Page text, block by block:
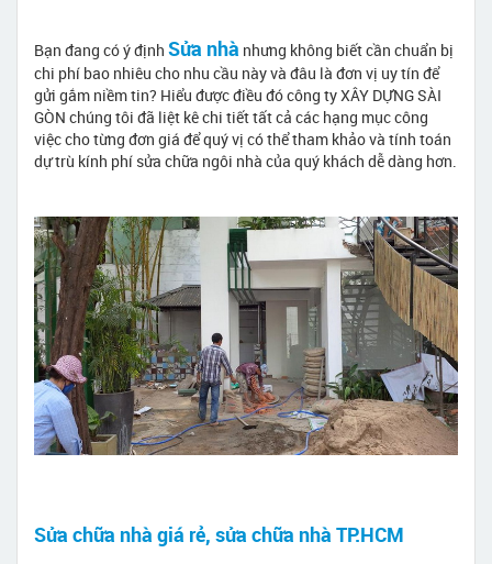
Bạn đang có ý định Sửa nhà nhưng không biết cần chuẩn bị
chi phí bao nhiêu cho nhu cầu này và đâu là đơn vị uy tín để
gửi gắm niềm tin? Hiểu được điều đó công ty XÂY DỰNG SÀI
GÒN chúng tôi đã liệt kê chi tiết tất cả các hạng mục công
việc cho từng đơn giá để quý vị có thể tham khảo và tính toán
dự trù kính phí sửa chữa ngôi nhà của quý khách dễ dàng hơn.
Sửa chữa nhà giá rẻ, sửa chữa nhà TP.HCM